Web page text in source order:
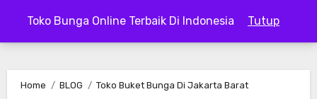
Toko Bunga Online Terbaik Di Indonesia Tutup
content
Home BLOG Toko Buket Bunga Di Jakarta Barat